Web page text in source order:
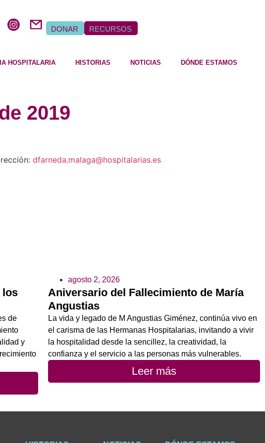
DONAR RECURSOS
HOSPITALARIA HISTORIAS NOTICIAS DÓNDE ESTAMOS
2019
dfarneda.malaga@hospitalarias.es
los
de
y
agosto 2, 2026
Aniversario del Fallecimiento de María
Angustias
La vida y legado de M Angustias Giménez, continúa vivo en
el carisma de las Hermanas Hospitalarias, invitando a vivir
la hospitalidad desde la sencillez, la creatividad, la
confianza y el servicio a las personas más vulnerables.
Leer más